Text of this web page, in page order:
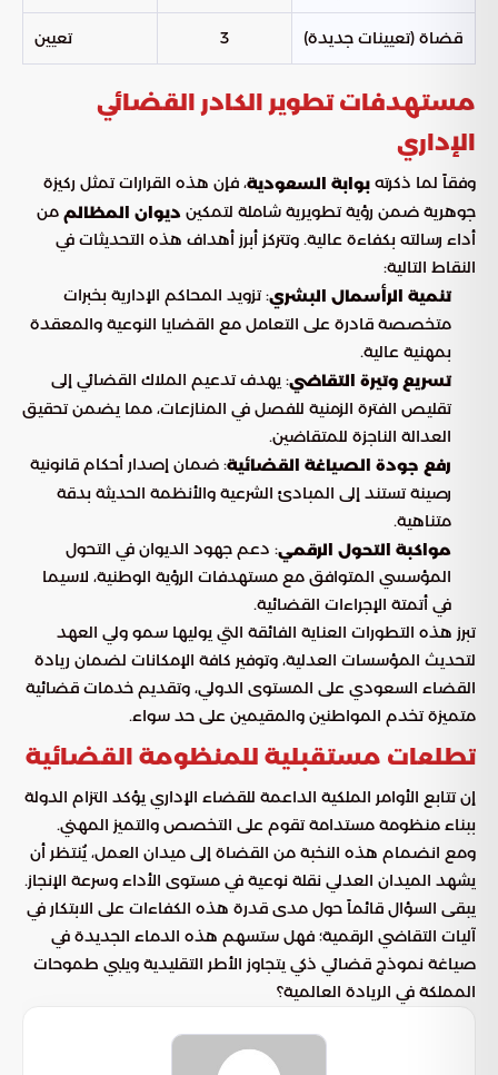
قضاة (تعيينات جديدة) 3 تعيين
مستهدفات تطوير الكادر القضائي
الإداري
وفقاً لما ذكرته بوابة السعودية، فإن هذه القرارات تمثل ركيزة
جوهرية ضمن رؤية تطويرية شاملة لتمكين ديوان المظالم من
أداء رسالته بكفاءة عالية. وتتركز أبرز أهداف هذه التحديثات في
النقاط التالية:
تنمية الرأسمال البشري: تزويد المحاكم الإدارية بخبرات
متخصصة قادرة على التعامل مع القضايا النوعية والمعقدة
بمهنية عالية.
تسريع وتيرة التقاضي: يهدف تدعيم الملاك القضائي إلى
تقليص الفترة الزمنية للفصل في المنازعات، مما يضمن تحقيق
العدالة الناجزة للمتقاضين.
رفع جودة الصياغة القضائية: ضمان إصدار أحكام قانونية
رصينة تستند إلى المبادئ الشرعية والأنظمة الحديثة بدقة
متناهية.
مواكبة التحول الرقمي: دعم جهود الديوان في التحول
المؤسسي المتوافق مع مستهدفات الرؤية الوطنية، لاسيما
في أتمتة الإجراءات القضائية.
تبرز هذه التطورات العناية الفائقة التي يوليها سمو ولي العهد
لتحديث المؤسسات العدلية، وتوفير كافة الإمكانات لضمان ريادة
القضاء السعودي على المستوى الدولي، وتقديم خدمات قضائية
متميزة تخدم المواطنين والمقيمين على حد سواء.
تطلعات مستقبلية للمنظومة القضائية
إن تتابع الأوامر الملكية الداعمة للقضاء الإداري يؤكد التزام الدولة
ببناء منظومة مستدامة تقوم على التخصص والتميز المهني.
ومع انضمام هذه النخبة من القضاة إلى ميدان العمل، يُنتظر أن
يشهد الميدان العدلي نقلة نوعية في مستوى الأداء وسرعة الإنجاز.
يبقى السؤال قائماً حول مدى قدرة هذه الكفاءات على الابتكار في
آليات التقاضي الرقمية؛ فهل ستسهم هذه الدماء الجديدة في
صياغة نموذج قضائي ذكي يتجاوز الأطر التقليدية ويلبي طموحات
المملكة في الريادة العالمية؟